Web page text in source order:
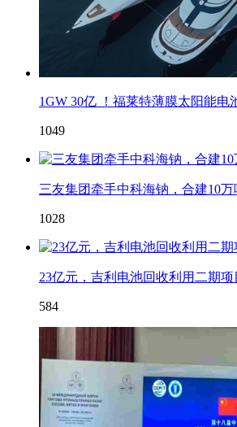
1GW 30亿 ！福莱特薄膜太阳能电
1049
三友集团牵手中科海钠，合建10万
1028
23亿元，吉利电池回收利用二期
584